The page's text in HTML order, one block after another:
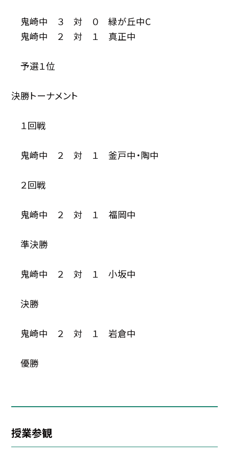
鬼崎中 ３ 対 ０ 緑が丘中C
鬼崎中 ２ 対 １ 真正中
予選１位
決勝トーナメント
１回戦
鬼崎中 ２ 対 １ 釜戸中・陶中
２回戦
鬼崎中 ２ 対 １ 福岡中
準決勝
鬼崎中 ２ 対 １ 小坂中
決勝
鬼崎中 ２ 対 １ 岩倉中
優勝
授業参観